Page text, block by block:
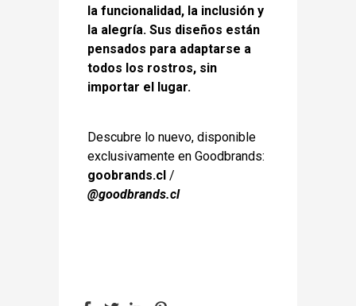
la funcionalidad, la inclusión y
la alegría. Sus diseños están
pensados para adaptarse a
todos los rostros, sin
importar el lugar.
Descubre lo nuevo, disponible
exclusivamente en Goodbrands:
goobrands.cl /
@goodbrands.cl